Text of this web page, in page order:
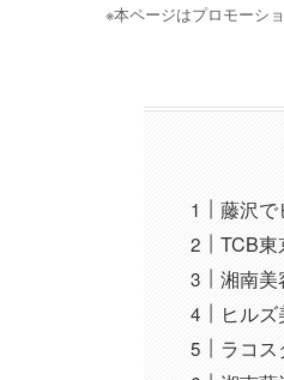
※本ページはプロモーシ
藤沢
TCB
湘南
ヒル
ラコ